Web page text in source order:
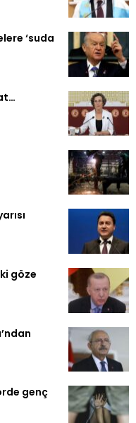
‘suda
göze
genç